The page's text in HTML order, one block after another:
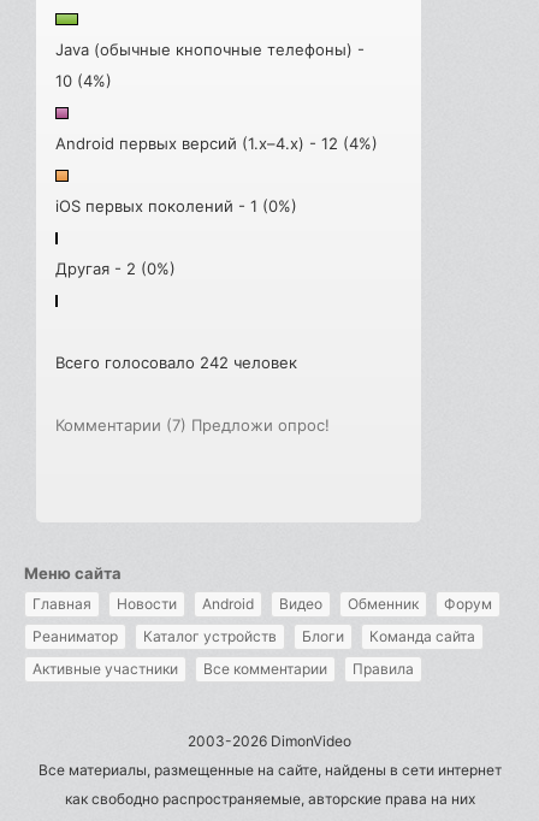
Java (обычные кнопочные телефоны) -
10 (4%)
Android первых версий (1.x–4.x) - 12 (4%)
iOS первых поколений - 1 (0%)
Другая - 2 (0%)
Всего голосовало 242 человек
Комментарии (7) Предложи опрос!
Меню сайта
Главная Новости Android Видео Обменник
Форум
Реаниматор
Каталог устройств Блоги
Команда сайта
Активные участники
Все комментарии Правила
2003-2026 DimonVideo
Все материалы, размещенные на сайте, найдены в сети интернет
как свободно распространяемые, авторские права на них